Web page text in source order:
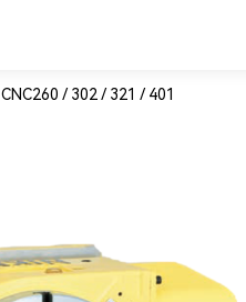
CNC260 / 302 / 321 / 401